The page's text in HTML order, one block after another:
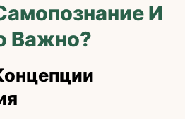
И
Важно?